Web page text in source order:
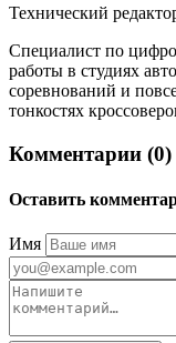
Технический
Специалист по
работы в студиях
соревнований и
тонкостях
Комментарии (0)
Оставить
Имя